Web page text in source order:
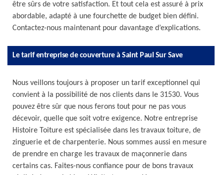
être sûrs de votre satisfaction. Et tout cela est assuré à prix
abordable, adapté à une fourchette de budget bien défini.
Contactez-nous maintenant pour davantage d’explications.
Le tarif entreprise de couverture à Saint Paul Sur Save
Nous veillons toujours à proposer un tarif exceptionnel qui
convient à la possibilité de nos clients dans le 31530. Vous
pouvez être sûr que nous ferons tout pour ne pas vous
décevoir, quelle que soit votre exigence. Notre entreprise
Histoire Toiture est spécialisée dans les travaux toiture, de
zinguerie et de charpenterie. Nous sommes aussi en mesure
de prendre en charge les travaux de maçonnerie dans
certains cas. Faites-nous confiance pour de bons travaux